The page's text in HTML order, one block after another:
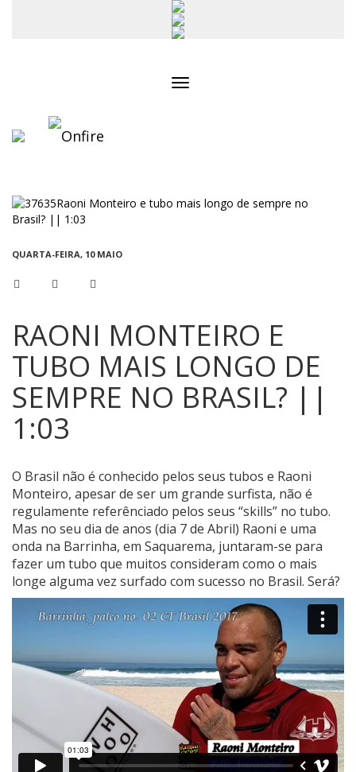
QUARTA-FEIRA, 10 MAIO
RAONI MONTEIRO E
TUBO MAIS LONGO DE
SEMPRE NO BRASIL? ||
1:03
O Brasil não é conhecido pelos seus tubos e Raoni
Monteiro, apesar de ser um grande surfista, não é
regulamente referênciado pelos seus “skills” no tubo.
Mas no seu dia de anos (dia 7 de Abril) Raoni e uma
onda na Barrinha, em Saquarema, juntaram-se para
fazer um tubo que muitos consideram como o mais
longe alguma vez surfado com sucesso no Brasil. Será?